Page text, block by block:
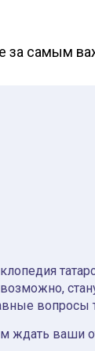
за самым
ждать ваши